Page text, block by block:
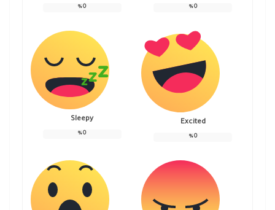
0
%
0
%
Excited
0
%
Sleepy
0
%